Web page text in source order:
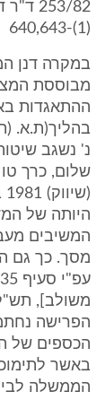
253/
(1)-640,643
במקרה דנן
מבוססת
ההתאגדות
נ' נשגב
היותה של
המשיבים
מסך. כך גם
הפרישה
הכספים של
באשר
הממשלה